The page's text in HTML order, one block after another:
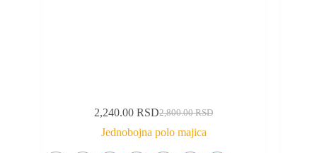
2,800.00RSD
2,240.00RSD
Jednobojna polo majica